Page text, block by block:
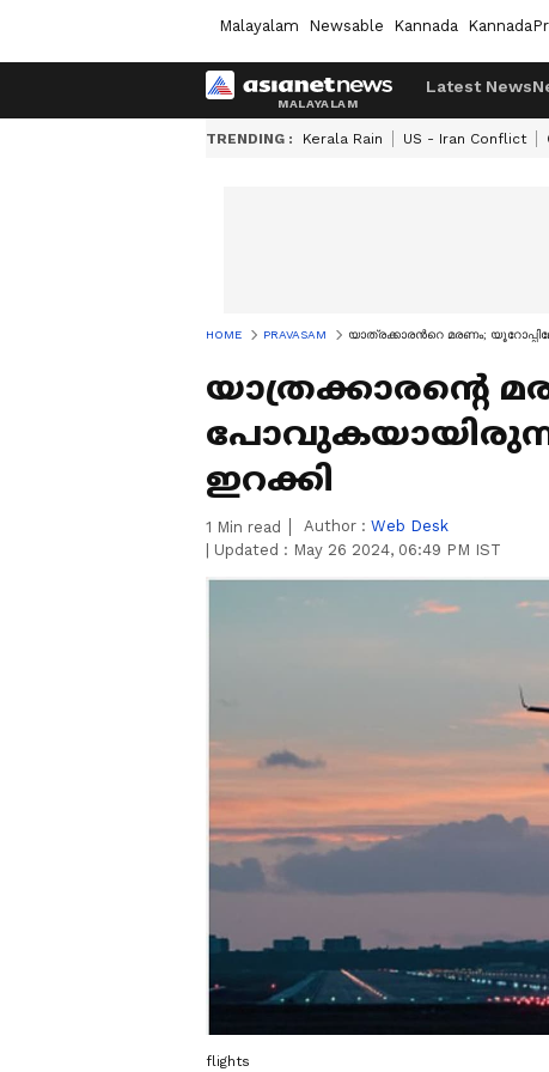
Malayalam Newsable Kannada
Latest News
TRENDING : Kerala Rain US - Iran Conflict
HOME PRAVASAM യാത്രക്കാരന്‍റെ മരണം;
യാത്രക്കാരന്‍റെ
ഇറക്കി
1 Min read Author : Web Desk
Updated : May 26 2024, 06:49 PM IST
flights